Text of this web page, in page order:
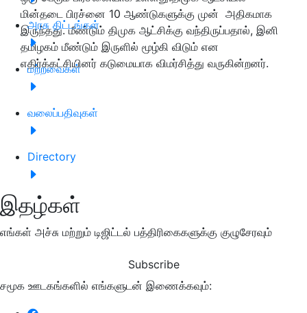
அரசு திட்டங்கள்
மற்றவைகள்
வலைப்பதிவுகள்
Directory
இதழ்கள்
எங்கள் அச்சு மற்றும் டிஜிட்டல் பத்திரிகைகளுக்கு குழுசேரவும்
Subscribe
சமூக ஊடகங்களில் எங்களுடன் இணைக்கவும்:
மின்தடை பிரச்னை 10 ஆண்டுகளுக்கு முன் அதிகமாக
இருந்தது. மீண்டும் திமுக ஆட்சிக்கு வந்திருப்பதால், இனி
தமிழகம் மீண்டும் இருளில் மூழ்கி விடும் என
எதிர்க்கட்சியினர் கடுமையாக விமர்சித்து வருகின்றனர்.